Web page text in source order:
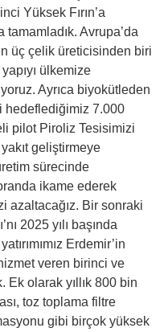
Yüksek Fırın’a
Avrupa’da
üç çelik üreticisinden biri
ülkemize
Ayrıca biyokütleden
hedeflediğimiz 7.000
pilot Piroliz Tesisimizi
geliştirmeye
sürecinde
ikame ederek
azaltacağız. Bir sonraki
2025 yılı başında
Erdemir’in
veren birinci ve
Ek olarak yıllık 800 bin
toz toplama filtre
gibi birçok yüksek